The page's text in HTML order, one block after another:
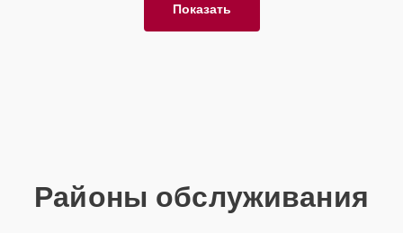
Показать
Районы обслуживания